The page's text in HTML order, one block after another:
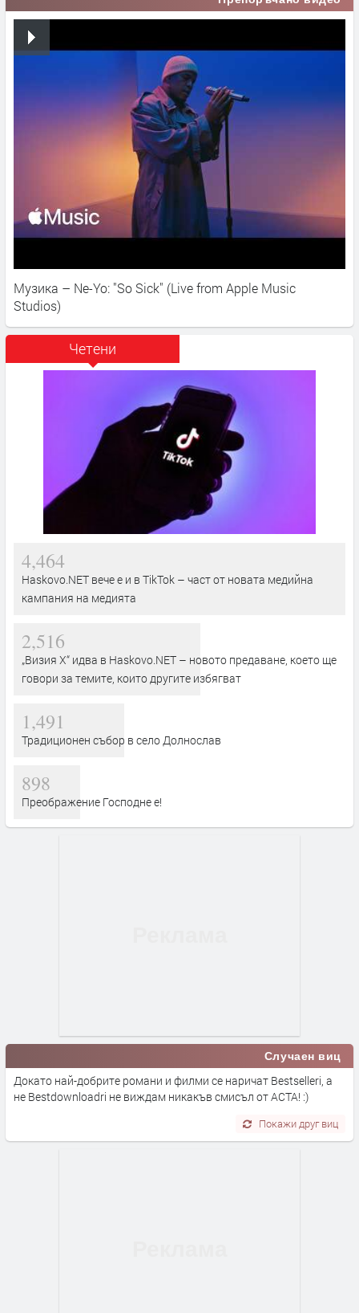
Музика – Ne-Yo: "So Sick" (Live from Apple Music
Studios)
Четени
4,464
Haskovo.NET вече е и в TikTok – част от новата медийна
кампания на медията
2,516
„Визия Х“ идва в Haskovo.NET – новото предаване, което ще
говори за темите, които другите избягват
1,491
Традиционен събор в село Долнослав
898
Преображение Господне е!
Случаен виц
Докато най-добрите романи и филми се наричат Bestselleri, а
не Bestdownloadri не виждам никакъв смисъл от АСТА! :)
Покажи друг виц